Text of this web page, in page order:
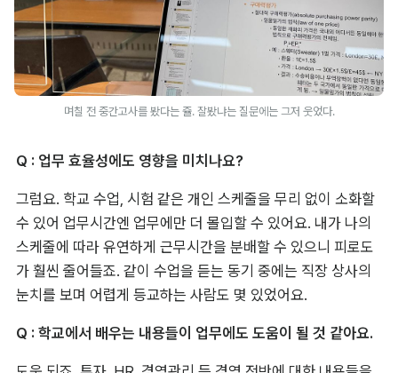
며칠 전 중간고사를 봤다는 쥴. 잘봤냐는 질문에는 그저 웃었다.
Q : 업무 효율성에도 영향을 미치나요?
그럼요. 학교 수업, 시험 같은 개인 스케줄을 무리 없이 소화할
수 있어 업무시간엔 업무에만 더 몰입할 수 있어요. 내가 나의
스케줄에 따라 유연하게 근무시간을 분배할 수 있으니 피로도
가 훨씬 줄어들죠. 같이 수업을 듣는 동기 중에는 직장 상사의
눈치를 보며 어렵게 등교하는 사람도 몇 있었어요.
Q : 학교에서 배우는 내용들이 업무에도 도움이 될 것 같아요.